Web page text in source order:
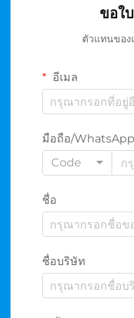
ขอใ
ตัวแทนของ
อีเมล
มือถือ/WhatsApp
Code
ชื่อ
ชื่อบริษัท